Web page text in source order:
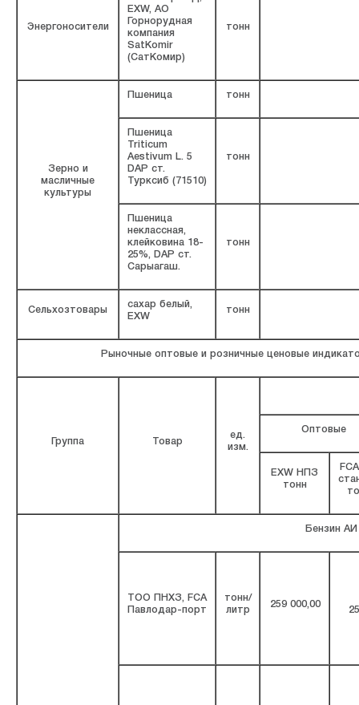
Энергоносители
EXW, АО
Горнорудная
компания
SatKomir
(СатКомир)
тонн
Зерно и
масличные
культуры
Пшеница тонн
Пшеница
Triticum
Aestivum L. 5
DAP ст.
Турксиб (71510)
тонн
Пшеница
неклассная,
клейковина 18-
25%, DAP ст.
Сарыагаш.
тонн
Сельхозтовары
сахар белый,
EXW
тонн
Рыночные оптовые и розничные ценовые
Группа Товар
ед.
изм.
Оптовые
EXW НПЗ
тонн
Бензин АИ
ТОО ПНХЗ, FCA
Павлодар-порт
тонн/
литр
259 000,00